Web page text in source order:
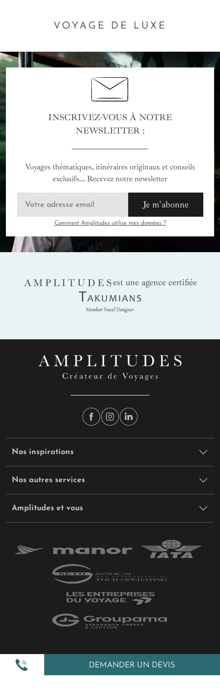
DEMANDER UN DEVIS
VOYAGE DE LUXE
INSCRIVEZ-VOUS À NOTRE
NEWSLETTER :
Voyages thématiques, itinéraires originaux et conseils
exclusifs... Recevez notre newsletter
Je m'abonne
Comment Amplitudes utilise mes données ?
AMPLITUDES
est une agence certifiée
Takumians
Nos inspirations
Nos autres services
Amplitudes et vous